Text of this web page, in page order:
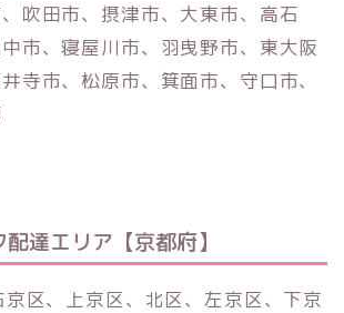
吹田市、摂津市、大東市、高石
市、寝屋川市、羽曳野市、東大阪
寺市、松原市、箕面市、守口市、
達エリア【京都府】
区、上京区、北区、左京区、下京